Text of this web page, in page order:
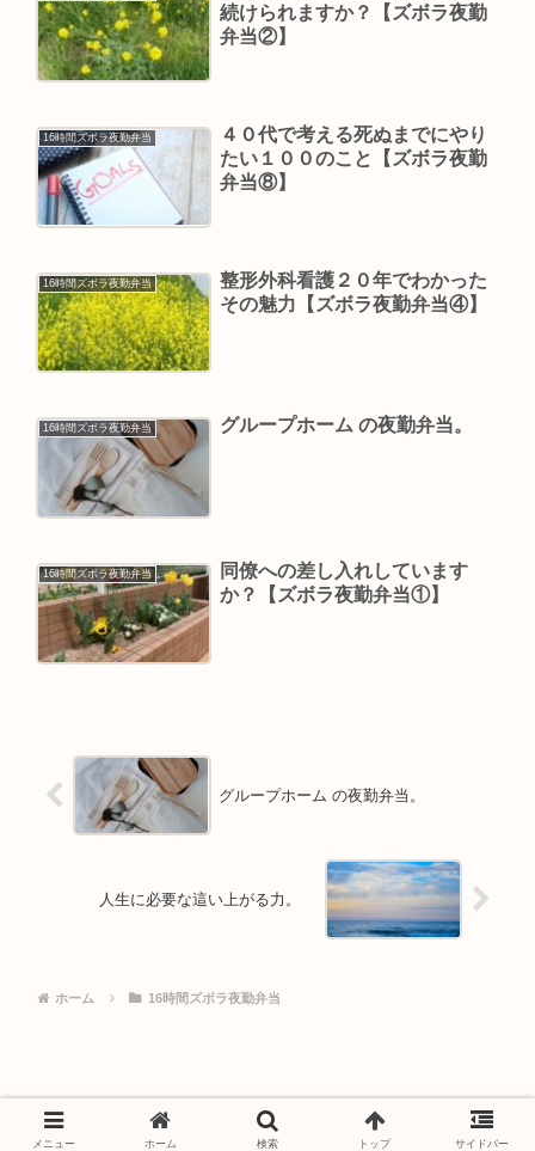
続けられますか？【ズボラ夜勤
弁当②】
16時間ズボラ夜勤弁当
４０代で考える死ぬまでにやり
たい１００のこと【ズボラ夜勤
弁当⑧】
16時間ズボラ夜勤弁当
整形外科看護２０年でわかった
その魅力【ズボラ夜勤弁当④】
16時間ズボラ夜勤弁当 グループホーム の夜勤弁当。
16時間ズボラ夜勤弁当
同僚への差し入れしています
か？【ズボラ夜勤弁当①】
グループホーム の夜勤弁当。
人生に必要な這い上がる力。
ホーム 16時間ズボラ夜勤弁当
メニュー ホーム 検索 トップ サイドバー